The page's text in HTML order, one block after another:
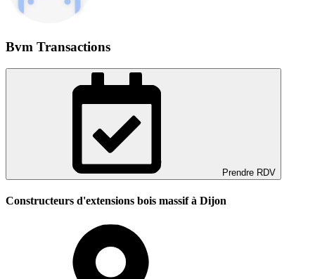
Bvm Transactions
Prendre RDV
Constructeurs d'extensions bois massif à Dijon